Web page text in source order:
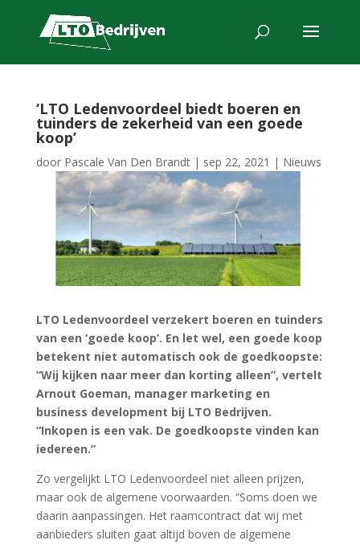
‘LTO Ledenvoordeel biedt boeren en
tuinders de zekerheid van een goede
koop’
door Pascale Van Den Brandt| sep 22, 2021 | Nieuws
LTO Ledenvoordeel verzekert boeren en tuinders
van een ‘goede koop’. En let wel, een goede koop
betekent niet automatisch ook de goedkoopste:
“Wij kijken naar meer dan korting alleen”, vertelt
Arnout Goeman, manager marketing en
business development bij LTO Bedrijven.
“Inkopen is een vak. De goedkoopste vinden kan
iedereen.”
Zo vergelijkt LTO Ledenvoordeel niet alleen prijzen,
maar ook de algemene voorwaarden. “Soms doen we
daarin aanpassingen. Het raamcontract dat wij met
aanbieders sluiten gaat altijd boven de algemene